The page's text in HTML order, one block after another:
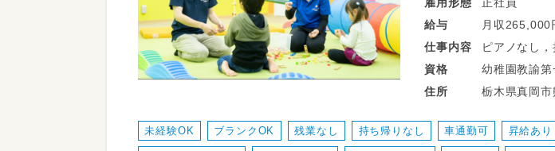
給与
月収
仕事内容
ピアノなし
発達障がいの
☆送迎業務
・持ち帰り仕
・児童のみな
資格
幼稚園教諭第一種 幼稚園教諭第二種 高等学校教諭普通免許
住所
未経験OK ブランクOK 残業なし 持ち帰りなし 車通勤可 昇給あり